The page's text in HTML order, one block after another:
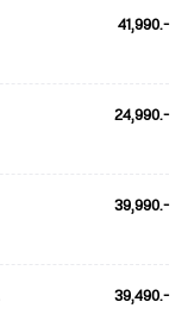
41,990.-
24,990.-
39,990.-
39,490.-